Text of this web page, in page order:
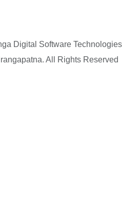
Digital Software Technologies
All Rights Reserved